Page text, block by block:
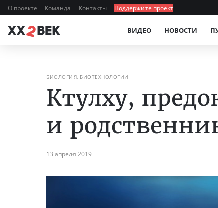
О проекте Команда Контакты Поддержите проект
ВИДЕО НОВОСТИ
БИОЛОГИЯ, БИОТЕХНОЛОГИИ
Ктулху,
и
13 апреля 2019